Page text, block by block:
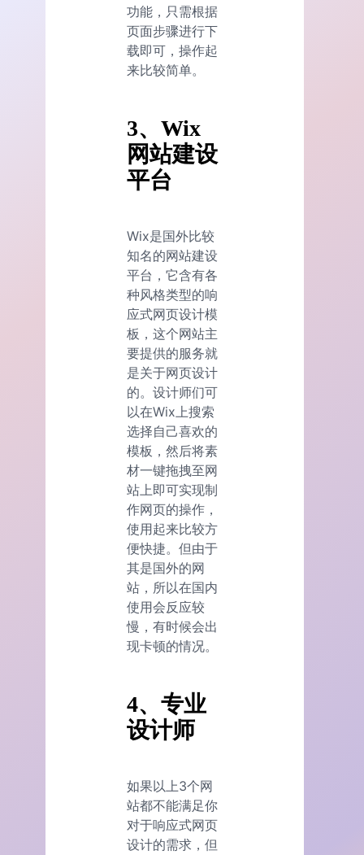
功能，只需根据
页面步骤进行下
载即可，操作起
来比较简单。
3、Wix
网站建设
平台
Wix是国外比较
知名的网站建设
平台，它含有各
种风格类型的响
应式网页设计模
板，这个网站主
要提供的服务就
是关于网页设计
的。设计师们可
以在Wix上搜索
选择自己喜欢的
模板，然后将素
材一键拖拽至网
站上即可实现制
作网页的操作，
使用起来比较方
便快捷。但由于
其是国外的网
站，所以在国内
使用会反应较
慢，有时候会出
现卡顿的情况。
4、专业
设计师
如果以上3个网
站都不能满足你
对于响应式网页
设计的需求，但